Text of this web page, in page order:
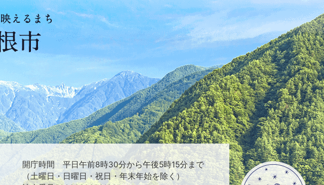
開庁時間 平日午前8時30分から午後5時15分まで
（土曜日・日曜日・祝日・年末年始を除く）